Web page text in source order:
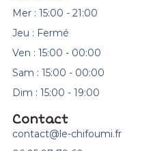
Mer : 15:00 - 21:00
Jeu : Fermé
Ven : 15:00 - 00:00
Sam : 15:00 - 00:00
Dim : 15:00 - 19:00
Contact
contact@le-chifoumi.fr